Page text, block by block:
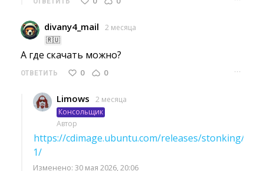
divany4_mail
2 месяца
🇷🇺
А где скачать можно?
ОТВЕТИТЬ 0 0 ···
Limows
2 месяца
Консольщик
Автор
https://cdimage.ubuntu.com/releases/stonking/
1/
Изменено: 30 мая 2026, 20:06